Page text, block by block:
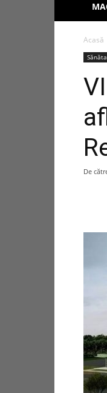
Acasă
De